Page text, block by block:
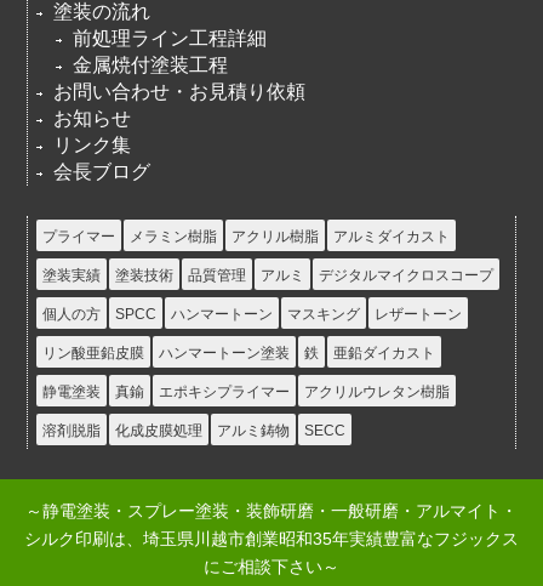
塗装の流れ
前処理ライン工程詳細
金属焼付塗装工程
お問い合わせ・お見積り依頼
お知らせ
リンク集
会長ブログ
プライマー メラミン樹脂 アクリル樹脂 アルミダイカスト
塗装実績 塗装技術 品質管理 アルミ デジタルマイクロスコープ
個人の方 SPCC ハンマートーン マスキング レザートーン
リン酸亜鉛皮膜 ハンマートーン塗装 鉄 亜鉛ダイカスト
静電塗装 真鍮 エポキシプライマー アクリルウレタン樹脂
溶剤脱脂 化成皮膜処理 アルミ鋳物 SECC
～静電塗装・スプレー塗装・装飾研磨・一般研磨・アルマイト・
シルク印刷は、埼玉県川越市創業昭和35年実績豊富なフジックス
にご相談下さい～